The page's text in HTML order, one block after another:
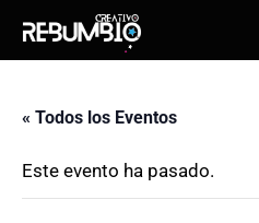
contenido
« Todos los Eventos
Este evento ha pasado.